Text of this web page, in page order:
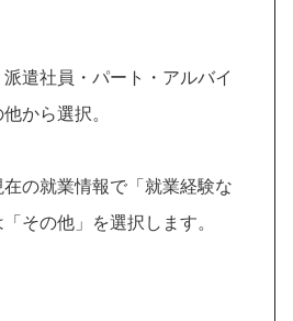
遣社員・パート・アルバイ
から選択。
の就業情報で「就業経験な
その他」を選択します。